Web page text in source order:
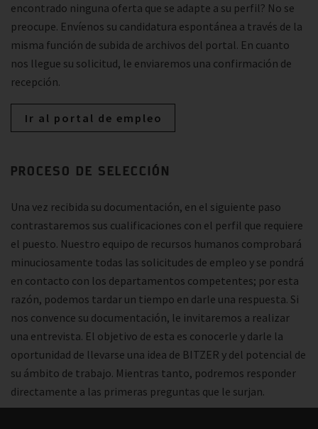
encontrado ninguna oferta que se adapte a su perfil? No se
preocupe. Envíenos su candidatura espontánea a través de la
misma función de subida de archivos del portal. En cuanto
nos llegue su solicitud, le enviaremos una confirmación de
recepción.
Ir al portal de empleo
PROCESO DE SELECCIÓN
Una vez recibida su documentación, en el siguiente paso
contrastaremos sus cualificaciones con el perfil que requiere
el puesto. Nuestro equipo de recursos humanos comprobará
minuciosamente todas las solicitudes de empleo y se pondrá
en contacto con los departamentos competentes; por esta
razón, podemos tardar un tiempo en darle una respuesta. Si
nos convence su documentación, le invitaremos a realizar
una entrevista. El objetivo de esta es conocerle y darle la
oportunidad de llevarse una idea de BITZER y del potencial de
su ámbito de trabajo. Mientras tanto, podremos responder
directamente a las primeras preguntas que le surjan.